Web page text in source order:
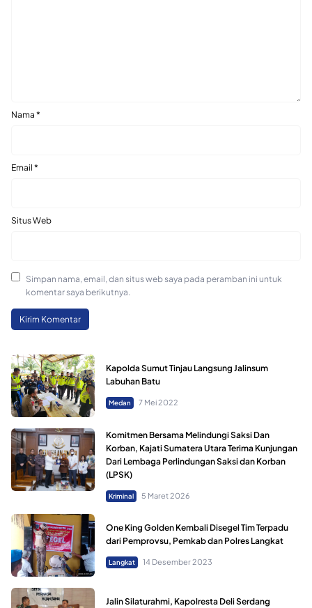
Nama *
Email *
Situs Web
Simpan nama, email, dan situs web saya pada peramban ini untuk
komentar saya berikutnya.
Kapolda Sumut Tinjau Langsung Jalinsum
Labuhan Batu
Medan 7 Mei 2022
Komitmen Bersama Melindungi Saksi Dan
Korban, Kajati Sumatera Utara Terima Kunjungan
Dari Lembaga Perlindungan Saksi dan Korban
(LPSK)
Kriminal 5 Maret 2026
One King Golden Kembali Disegel Tim Terpadu
dari Pemprovsu, Pemkab dan Polres Langkat
Langkat 14 Desember 2023
Jalin Silaturahmi, Kapolresta Deli Serdang